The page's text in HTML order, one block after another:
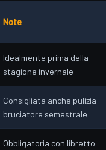
Note
Idealmente prima della
stagione invernale
Consigliata anche pulizia
bruciatore semestrale
Obbligatoria con libretto